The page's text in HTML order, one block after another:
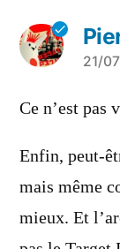
a
dit :
21/
Ce n’est pas
Enfin, peut-
mais même
mieux. Et